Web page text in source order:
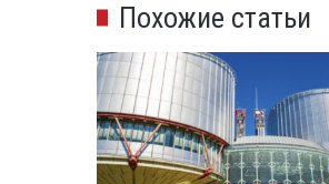
Похожие статьи